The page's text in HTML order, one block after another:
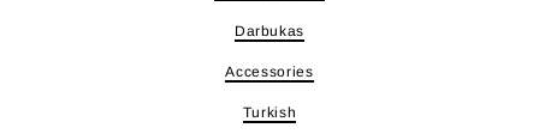
Darbukas
Accessories
Turkish